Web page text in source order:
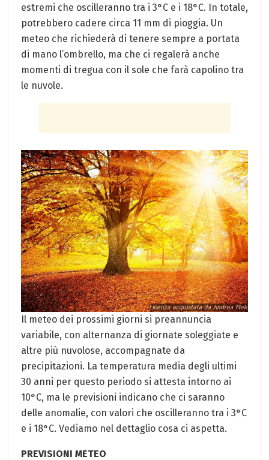
estremi che oscilleranno tra i 3°C e i 18°C. In totale,
potrebbero cadere circa 11 mm di pioggia. Un
meteo che richiederà di tenere sempre a portata
di mano l’ombrello, ma che ci regalerà anche
momenti di tregua con il sole che farà capolino tra
le nuvole.
Il meteo dei prossimi giorni si preannuncia
variabile, con alternanza di giornate soleggiate e
altre più nuvolose, accompagnate da
precipitazioni. La temperatura media degli ultimi
30 anni per questo periodo si attesta intorno ai
10°C, ma le previsioni indicano che ci saranno
delle anomalie, con valori che oscilleranno tra i 3°C
e i 18°C. Vediamo nel dettaglio cosa ci aspetta.
PREVISIONI METEO